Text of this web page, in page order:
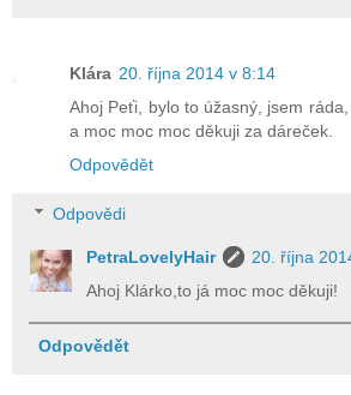
Klára 20. října 2014 v 8:14
Ahoj Peťi, bylo to úžasný, jsem
a moc moc moc děkuji za dáreček.
Odpovědět
Odpovědi
PetraLovelyHair
20. října
Ahoj Klárko,to já moc moc děkuji!
Odpovědět